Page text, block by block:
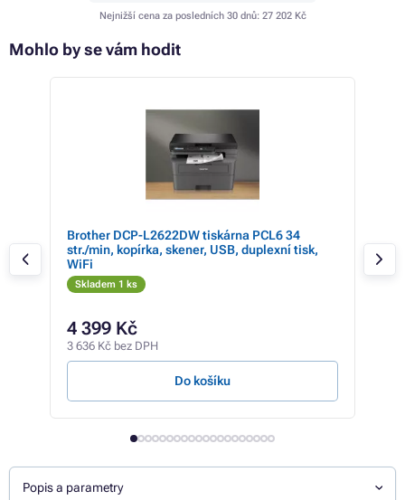
Nejnižší cena za posledních 30 dnů: 27 202 Kč
Mohlo by se vám hodit
Brother DCP-L2622DW tiskárna PCL6 34
str./min, kopírka, skener, USB, duplexní tisk,
WiFi
Skladem 1 ks
4 399 Kč
3 636 Kč bez DPH
Do košíku
Popis a parametry